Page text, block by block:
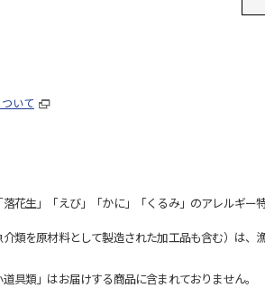
いて
花生」「えび」「かに」「くるみ」のアレルギー
類を原材料として製造された加工品も含む）は、
具類」はお届けする商品に含まれておりません。